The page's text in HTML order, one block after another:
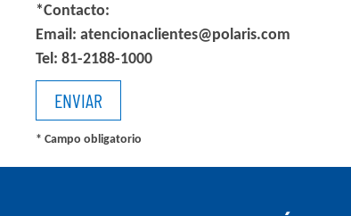
*Contacto:
Email: atencionaclientes@polaris.com
Tel: 81-2188-1000
* Campo obligatorio